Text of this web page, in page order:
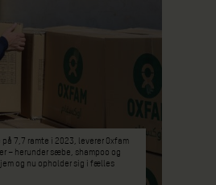
7,7 ramte i 2023, leverer Oxfam
– herunder sæbe, shampoo og
og nu opholder sig i fælles